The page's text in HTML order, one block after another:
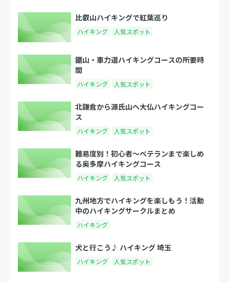
比叡山ハイキングで紅葉巡り
ハイキング 人気スポット
鋸山・車力道ハイキングコースの所要時
間
ハイキング 人気スポット
北鎌倉から源氏山へ大仏ハイキングコー
ス
ハイキング 人気スポット
難易度別！初心者〜ベテランまで楽しめ
る奥多摩ハイキングコース
ハイキング 人気スポット
九州地方でハイキングを楽しもう！活動
中のハイキングサークルまとめ
ハイキング
犬と行こう♪ ハイキング 埼玉
ハイキング 人気スポット